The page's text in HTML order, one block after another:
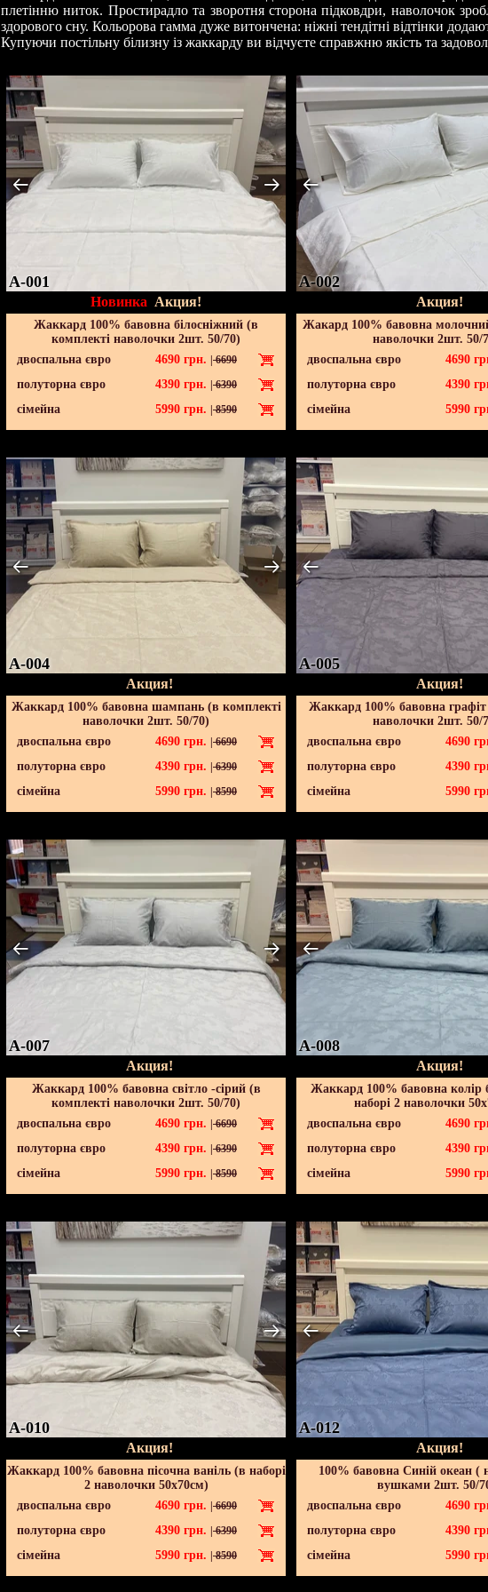
плетінню ниток. Простирадло та зворотня сторона підковдри, наволочок
здорового сну. Кольорова гамма дуже витончена: ніжні тендітні відтінки
Купуючи постільну білизну із жаккарду ви відчуєте справжню якість та
A-001
Новинка Акция!
Жаккард 100% бавовна білосніжний (в
комплекті наволочки 2шт. 50/70)
двоспальна євро
4690 грн. 6690
полуторна євро 4390 грн. 6390
сімейна 5990 грн. 8590
A-002
Акция!
Жакард 100% бавовна
наволочки 2шт. 50/
двоспальна євро
4690
полуторна євро 4390
сімейна 5990
A-004
Акция!
Жаккард 100% бавовна шампань (в комплекті
наволочки 2шт. 50/70)
двоспальна євро
4690 грн. 6690
полуторна євро 4390 грн. 6390
сімейна 5990 грн. 8590
A-005
Акция!
Жаккард 100% бавовна
наволочки 2шт. 50/
двоспальна євро
4690
полуторна євро 4390
сімейна 5990
A-007
Акция!
Жаккард 100% бавовна світло -сірий (в
комплекті наволочки 2шт. 50/70)
двоспальна євро
4690 грн. 6690
полуторна євро 4390 грн. 6390
сімейна 5990 грн. 8590
A-008
Акция!
Жаккард 100% бавовна колір
наборі 2 наволочки
двоспальна євро
4690
полуторна євро 4390
сімейна 5990
A-010
Акция!
Жаккард 100% бавовна пісочна ваніль (в наборі
2 наволочки 50х70см)
двоспальна євро
4690 грн. 6690
полуторна євро 4390 грн. 6390
сімейна 5990 грн. 8590
A-012
Акция!
100% бавовна Синій океан (
вушками 2шт. 50/
двоспальна євро
4690
полуторна євро 4390
сімейна 5990